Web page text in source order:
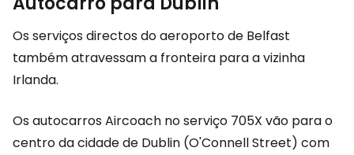
Os serviços directos do aeroporto de Belfast
também atravessam a fronteira para a vizinha
Irlanda.
Os autocarros Aircoach no serviço 705X vão para o
centro da cidade de Dublin (O'Connell Street) com